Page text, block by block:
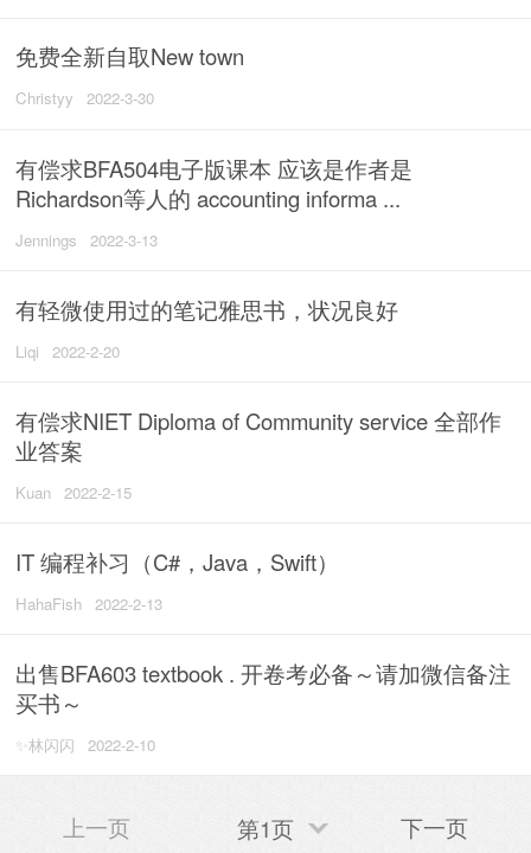
免费全新自取New town
Christyy 2022-3-30
有偿求BFA504电子版课本 应该是作者是
Richardson等人的 accounting informa ...
Jennings 2022-3-13
有轻微使用过的笔记雅思书，状况良好
Liqi 2022-2-20
有偿求NIET Diploma of Community service 全部作
业答案
Kuan 2022-2-15
IT 编程补习（C#，Java，Swift）
HahaFish 2022-2-13
出售BFA603 textbook . 开卷考必备～请加微信备注
买书～
✨林闪闪 2022-2-10
上一页 第1页 下一页